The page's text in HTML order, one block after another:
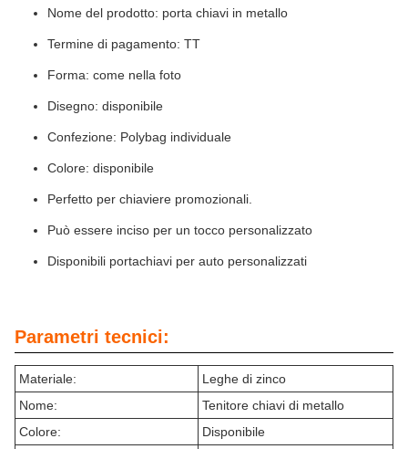
Nome del prodotto: porta chiavi in metallo
Termine di pagamento: TT
Forma: come nella foto
Disegno: disponibile
Confezione: Polybag individuale
Colore: disponibile
Perfetto per chiaviere promozionali.
Può essere inciso per un tocco personalizzato
Disponibili portachiavi per auto personalizzati
Parametri tecnici:
Materiale:
Leghe di zinco
Nome:
Tenitore chiavi di metallo
Colore:
Disponibile